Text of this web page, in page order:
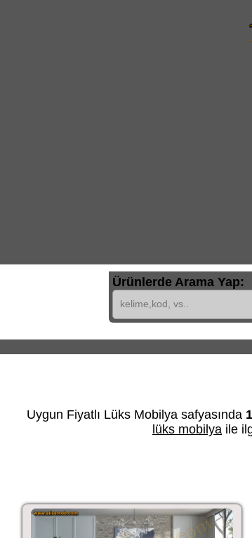
Ürünlerde Arama Yap:
Uygun Fiyatlı Lüks Mobilya safyasında 1
lüks mobilya ile